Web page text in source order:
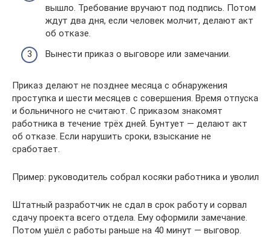
вышло. Требование вручают под подпись. Потом
ждут два дня, если человек молчит, делают акт
об отказе.
Вынести приказ о выговоре или замечании.
Приказ делают не позднее месяца с обнаружения
проступка и шести месяцев с совершения. Время отпуска
и больничного не считают. С приказом знакомят
работника в течение трёх дней. Бунтует — делают акт
об отказе. Если нарушить сроки, взыскание не
сработает.
Пример: руководитель собрал косяки работника и уволил
Штатный разработчик не сдал в срок работу и сорвал
сдачу проекта всего отдела. Ему оформили замечание.
Потом ушёл с работы раньше на 40 минут — выговор.